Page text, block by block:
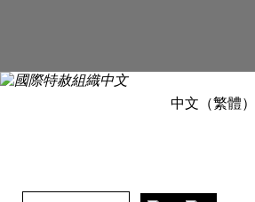
中文（繁體）
內